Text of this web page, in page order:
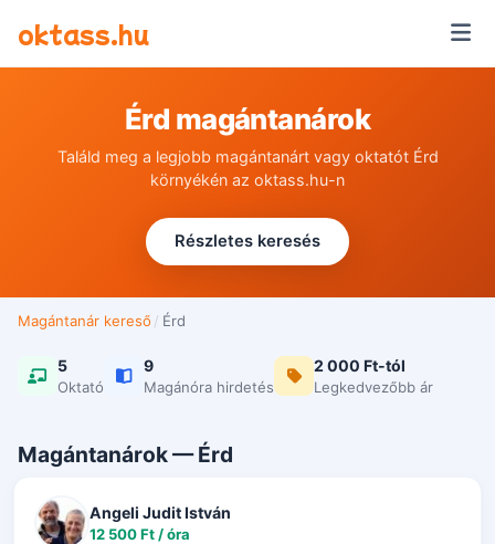
oktass.hu
Érd magántanárok
Találd meg a legjobb magántanárt vagy oktatót Érd
környékén az oktass.hu-n
Részletes keresés
Magántanár kereső / Érd
5
Oktató
9
Magánóra hirdetés
2 000 Ft-tól
Legkedvezőbb ár
Magántanárok — Érd
Angeli Judit István
12 500 Ft / óra